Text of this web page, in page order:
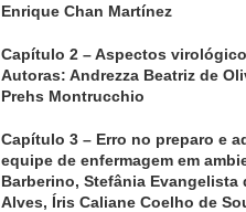
Enrique Chan Martínez
Capítulo 2 – Aspectos
Autoras: Andrezza Beatriz de
Prehs Montrucchio
Capítulo 3 – Erro no preparo e
equipe de enfermagem em
Barberino, Stefânia
Alves, Íris Caliane Coelho de